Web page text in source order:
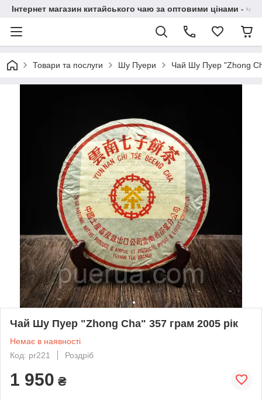
Інтернет магазин китайського чаю за оптовими цінами -
Товари та послуги Шу Пуери Чай Шу Пуер "Zhong
Чай Шу Пуер "Zhong Cha" 357 грам 2005 рік
Немає в наявності
Код: pr221
Роздріб
1 950 ₴